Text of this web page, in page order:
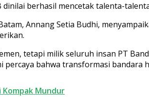
berhasil mencetak talenta-
Annang Setia Budhi,
tetapi milik seluruh insan PT
percaya bahwa transformasi
Kompak Mundur